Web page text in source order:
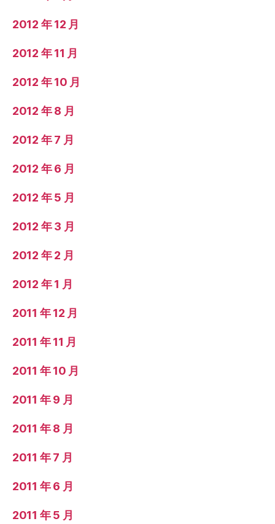
2012 年 12 月
2012 年 11 月
2012 年 10 月
2012 年 8 月
2012 年 7 月
2012 年 6 月
2012 年 5 月
2012 年 3 月
2012 年 2 月
2012 年 1 月
2011 年 12 月
2011 年 11 月
2011 年 10 月
2011 年 9 月
2011 年 8 月
2011 年 7 月
2011 年 6 月
2011 年 5 月